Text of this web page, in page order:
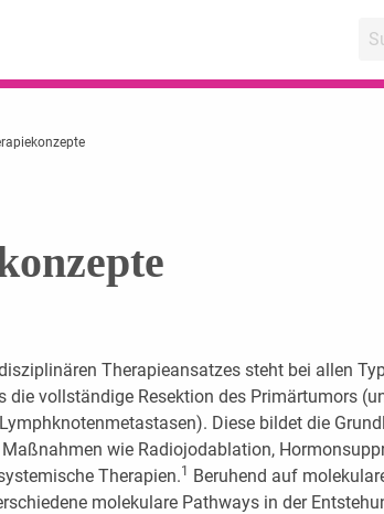
Therapieansatzes steht bei allen
die vollständige Resektion des Primärtumors
Diese bildet die
wie Radiojodablation,
Therapien.1
Beruhend auf
molekulare Pathways in der